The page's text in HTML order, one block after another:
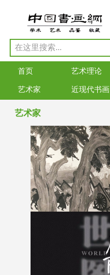
首页 艺术理论
艺术家 近现代书画
艺术家